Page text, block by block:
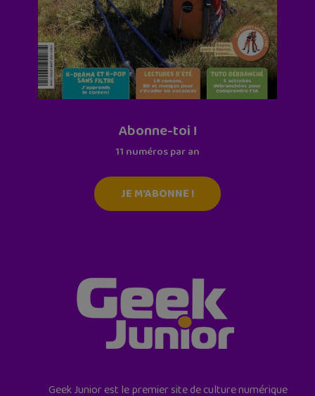
Abonne-toi !
11 numéros par an
JE M'ABONNE !
Geek Junior est le premier site de culture numérique